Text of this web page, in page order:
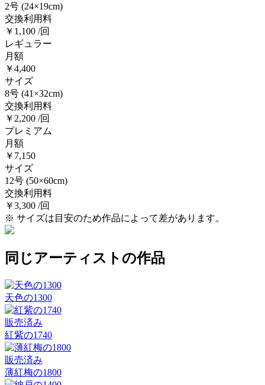
2号 (24×19cm)
交換利用料
￥1,100 /回
レギュラー
月額
￥4,400
サイズ
8号 (41×32cm)
交換利用料
￥2,200 /回
プレミアム
月額
￥7,150
サイズ
12号 (50×60cm)
交換利用料
￥3,300 /回
※ サイズは目安のため作品によって差があります。
同じアーティストの作品
天色の1300
販売済み
紅紫の1740
販売済み
薄紅梅の1800